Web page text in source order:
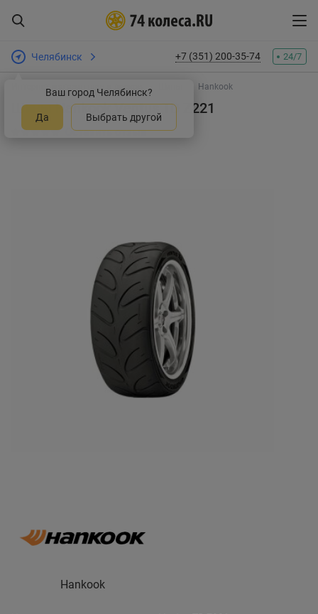
Челябинск
Ваш город Челябинск?
Да Выбрать другой
+7 (351) 200-35-74 24/7
Интернет-магазин шин и дисков Hankook
Шины Hankook Ventus TD Z221
Оставить отзыв
Hankook